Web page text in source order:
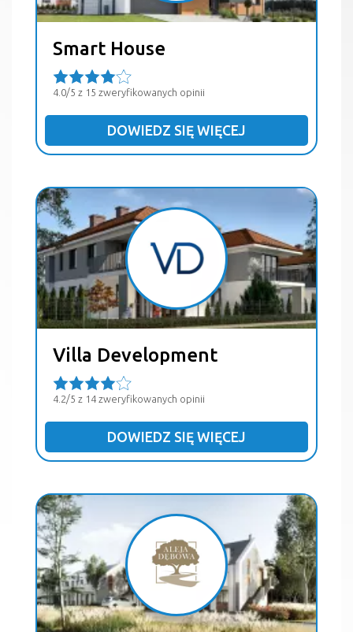
Smart House
4.0/5 z 15 zweryfikowanych opinii
DOWIEDZ SIĘ WIĘCEJ
Villa Development
4.2/5 z 14 zweryfikowanych opinii
DOWIEDZ SIĘ WIĘCEJ